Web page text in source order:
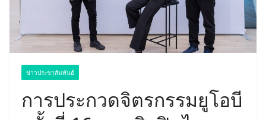
ข่าวประชาสัมพันธ์
การประกวดจิตรกรรมยูโอบี